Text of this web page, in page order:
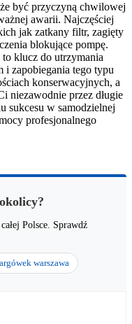
być przyczyną chwilowej
awarii. Najczęściej
jak zatkany filtr, zagięty
blokujące pompę.
klucz do utrzymania
zapobiegania tego typu
konserwacyjnych, a
niezawodnie przez długie
sukcesu w samodzielnej
profesjonalnego
Polsce. Sprawdź
warszawa